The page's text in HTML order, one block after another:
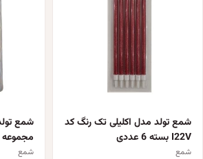
شمع تولد مدل اکلیلی تک رنگ کد
I22V بسته 6 عددی
شمع
مجموعه 7 عددی
شمع